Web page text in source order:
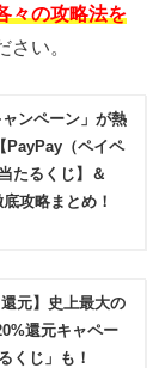
々の攻略法を
い。
ンペーン」が熱
PayPay（ペイペ
たるくじ】＆
攻略まとめ！
元】史上最大の
還元キャペー
くじ」も！